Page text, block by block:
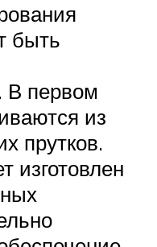
быть
В первом
из
прутков.
изготовлен